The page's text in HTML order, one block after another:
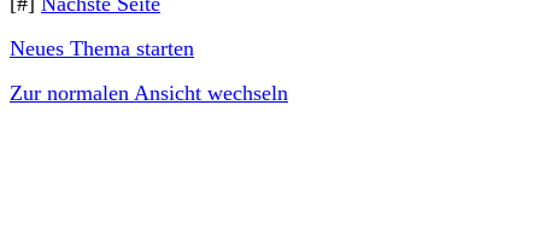
Neues Thema starten
Zur normalen Ansicht wechseln